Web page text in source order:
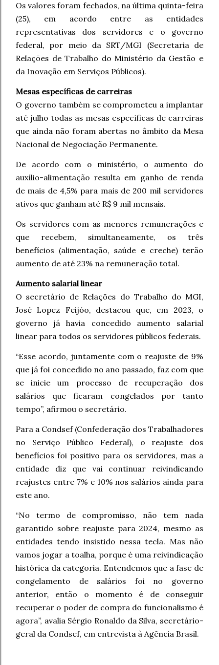
Os valores foram fechados, na última quinta-feira
(25), em acordo entre as entidades
representativas dos servidores e o governo
federal, por meio da SRT/MGI (Secretaria de
Relações de Trabalho do Ministério da Gestão e
da Inovação em Serviços Públicos).
Mesas específicas de carreiras
O governo também se comprometeu a implantar
até julho todas as mesas específicas de carreiras
que ainda não foram abertas no âmbito da Mesa
Nacional de Negociação Permanente.
De acordo com o ministério, o aumento do
auxílio-alimentação resulta em ganho de renda
de mais de 4,5% para mais de 200 mil servidores
ativos que ganham até R$ 9 mil mensais.
Os servidores com as menores remunerações e
que recebem, simultaneamente, os três
benefícios (alimentação, saúde e creche) terão
aumento de até 23% na remuneração total.
Aumento salarial linear
O secretário de Relações do Trabalho do MGI,
José Lopez Feijóo, destacou que, em 2023, o
governo já havia concedido aumento salarial
linear para todos os servidores públicos federais.
“Esse acordo, juntamente com o reajuste de 9%
que já foi concedido no ano passado, faz com que
se inicie um processo de recuperação dos
salários que ficaram congelados por tanto
tempo”, afirmou o secretário.
Para a Condsef (Confederação dos Trabalhadores
no Serviço Público Federal), o reajuste dos
benefícios foi positivo para os servidores, mas a
entidade diz que vai continuar reivindicando
reajustes entre 7% e 10% nos salários ainda para
este ano.
“No termo de compromisso, não tem nada
garantido sobre reajuste para 2024, mesmo as
entidades tendo insistido nessa tecla. Mas não
vamos jogar a toalha, porque é uma reivindicação
histórica da categoria. Entendemos que a fase de
congelamento de salários foi no governo
anterior, então o momento é de conseguir
recuperar o poder de compra do funcionalismo é
agora”, avalia Sérgio Ronaldo da Silva, secretário-
geral da Condsef, em entrevista à Agência Brasil.